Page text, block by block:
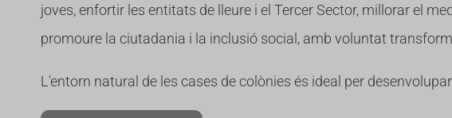
joves, enfortir les entitats de lleure i el Tercer Sector, millorar el
promoure la ciutadania i la inclusió social, amb voluntat
L'entorn natural de les cases de colònies és ideal per